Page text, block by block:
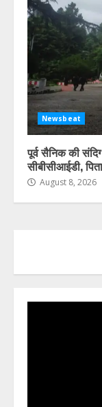
Newsbeat
पूर्व सैनिक की
सीबीसीआईडी,
August 8, 2026